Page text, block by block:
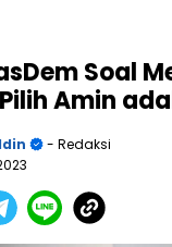
Soal
Amin
- Redaksi